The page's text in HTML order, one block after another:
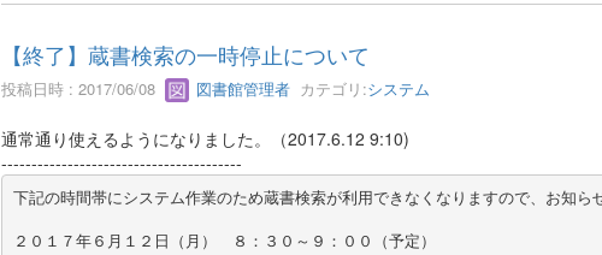
【終了】蔵書検索の一時停止について
投稿日時 : 2017/06/08 図書館管理者カテゴリ:システム
通常通り使えるようになりました。（2017.6.12 9:10)
----------------------------------------
下記の時間帯にシステム作業のため蔵書検索が利用できなくなりますので、お知ら
２０１７年６月１２日（月）　８：３０～９：００（予定）